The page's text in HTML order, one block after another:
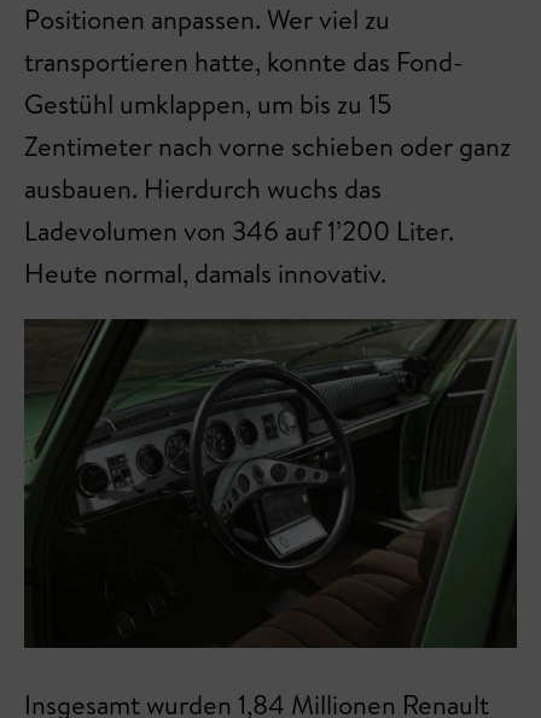
Positionen anpassen. Wer viel zu
transportieren hatte, konnte das Fond-
Gestühl umklappen, um bis zu 15
Zentimeter nach vorne schieben oder ganz
ausbauen. Hierdurch wuchs das
Ladevolumen von 346 auf 1’200 Liter.
Heute normal, damals innovativ.
Insgesamt wurden 1,84 Millionen Renault